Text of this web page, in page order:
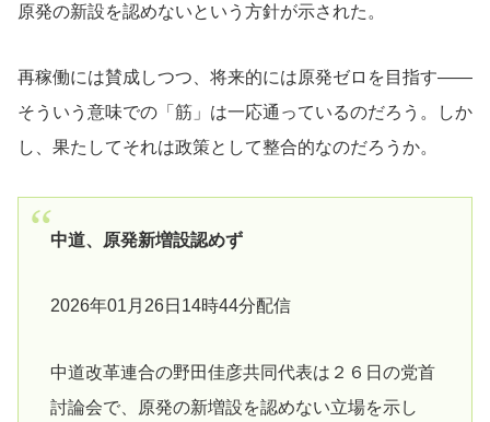
原発の新設を認めないという方針が示された。
再稼働には賛成しつつ、将来的には原発ゼロを目指す――
そういう意味での「筋」は一応通っているのだろう。しか
し、果たしてそれは政策として整合的なのだろうか。
中道、原発新増設認めず
2026年01月26日14時44分配信
中道改革連合の野田佳彦共同代表は２６日の党首
討論会で、原発の新増設を認めない立場を示し